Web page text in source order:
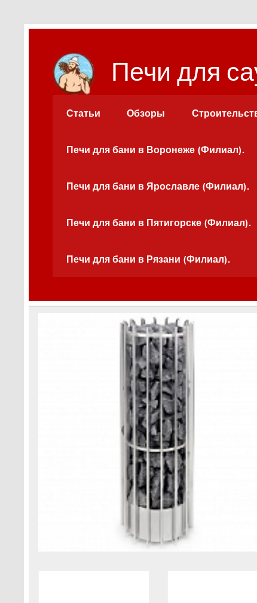
содержимому
Печи для
Статьи Обзоры
Печи для бани в Воронеже (Филиал).
Печи для бани в Ярославле (Филиал).
Печи для бани в Пятигорске (Филиал).
Печи для бани в Рязани (Филиал).